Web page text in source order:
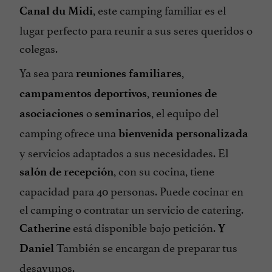
Canal du Midi, este camping familiar es el
lugar perfecto para reunir a sus seres queridos o
colegas.
Ya sea para reuniones familiares,
campamentos deportivos, reuniones de
asociaciones o seminarios, el equipo del
camping ofrece una bienvenida personalizada
y servicios adaptados a sus necesidades. El
salón de recepción, con su cocina, tiene
capacidad para 40 personas. Puede cocinar en
el camping o contratar un servicio de catering.
Catherine está disponible bajo petición.Y
Daniel También se encargan de preparar tus
desayunos.